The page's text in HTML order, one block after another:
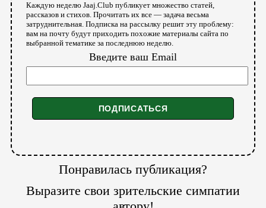
Каждую неделю Jaaj.Club публикует множество статей,
рассказов и стихов. Прочитать их все — задача весьма
затруднительная. Подписка на рассылку решит эту проблему:
вам на почту будут приходить похожие материалы сайта по
выбранной тематике за последнюю неделю.
Введите ваш Email
Понравилась публикация?
Выразите свои зрительские симпатии